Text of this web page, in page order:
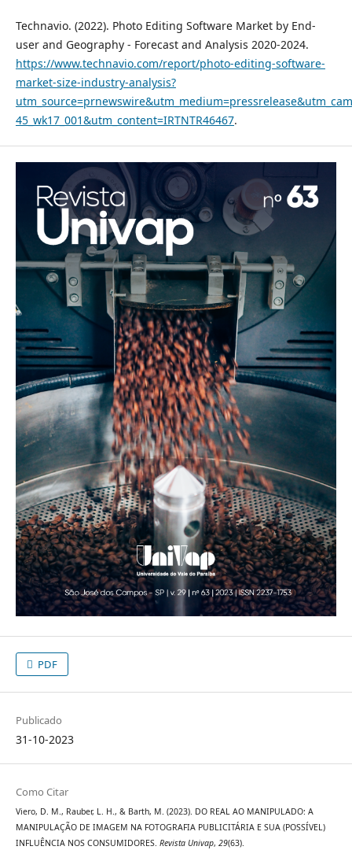
Technavio. (2022). Photo Editing Software Market by End-
user and Geography - Forecast and Analysis 2020-2024.
https://www.technavio.com/report/photo-editing-software-
market-size-industry-analysis?
45_wk17_001&utm_content=IRTNTR46467.
PDF
Publicado
31-10-2023
Como Citar
Viero, D. M., Rauber, L. H., & Barth, M. (2023). DO REAL AO MANIPULADO: A
MANIPULAÇÃO DE IMAGEM NA FOTOGRAFIA PUBLICITÁRIA E SUA (POSSÍVEL)
INFLUÊNCIA NOS CONSUMIDORES. Revista Univap, 29(63).